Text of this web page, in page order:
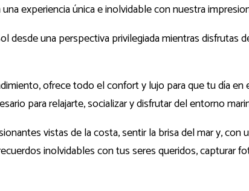
una experiencia única e inolvidable con nuestra
desde una perspectiva privilegiada mientras
ofrece todo el confort y lujo para que tu día
para relajarte, socializar y disfrutar del entorno
vistas de la costa, sentir la brisa del mar y,
inolvidables con tus seres queridos, capturar